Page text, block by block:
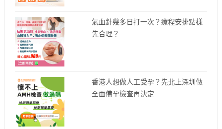
氣血針幾多日打一次？療程安排點樣
先合理？
香港人想做人工受孕？先北上深圳做
全面備孕檢查再決定